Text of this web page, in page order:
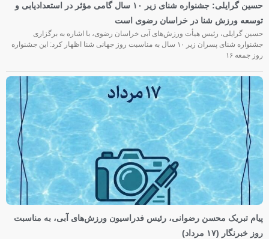
حسین گرایلی: جشنواره شنای زیر ۱۰ سال گامی مؤثر در استعدادیابی و
توسعه ورزش شنا در خراسان رضوی است
حسین گرایلی، رئیس هیأت ورزش‌های آبی خراسان رضوی، با اشاره به برگزاری
جشنواره شنای پسران زیر ۱۰ سال به مناسبت روز جهانی شنا اظهار کرد: این جشنواره
روز جمعه‌ ۱۶
پیام تبریک محسن رضوانی، رئیس فدراسیون ورزش‌های آبی، به مناسبت
روز خبرنگار (۱۷ مرداد)